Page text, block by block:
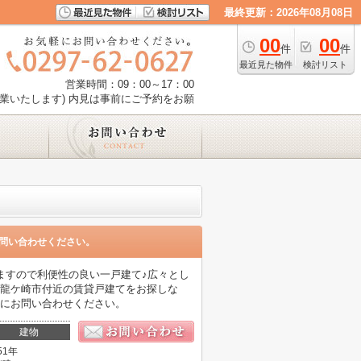
最終更新：2026年08月08日
00件
最近見た物件
00件
検討リスト
営業時間：09：00～17：00
いたします) 内見は事前にご予約をお願
い合わせください。
ので利便性の良い一戸建て♪広々とし
ケ崎市付近の賃貸戸建てをお探しな
お問い合わせください。
建物
年